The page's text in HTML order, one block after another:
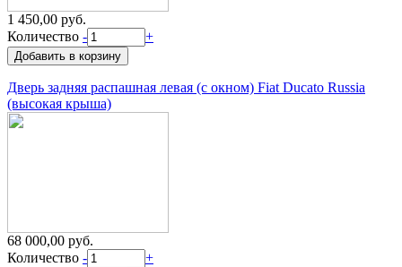
1 450,00 руб.
Количество - +
Дверь задняя распашная левая (с окном) Fiat Ducato Russia
(высокая крыша)
68 000,00 руб.
Количество - +